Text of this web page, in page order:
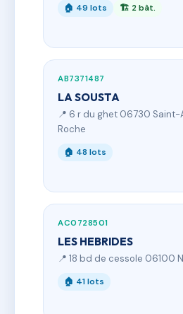
🏠 49 lots 🏗 2 bât.
AB7371487
LA SOUSTA
📍 6 r du ghet 06730
Roche
🏠 48 lots
AC0728501
LES HEBRIDES
📍 18 bd de cessole 06100
🏠 41 lots